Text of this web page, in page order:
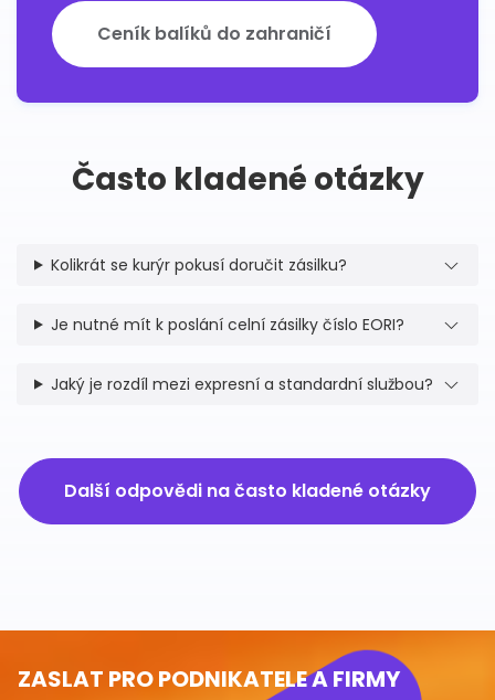
Ceník balíků do zahraničí
Často kladené otázky
Kolikrát se kurýr pokusí doručit zásilku?
Je nutné mít k poslání celní zásilky číslo EORI?
Jaký je rozdíl mezi expresní a standardní službou?
Další odpovědi na často kladené otázky
ZASLAT PRO PODNIKATELE A FIRMY